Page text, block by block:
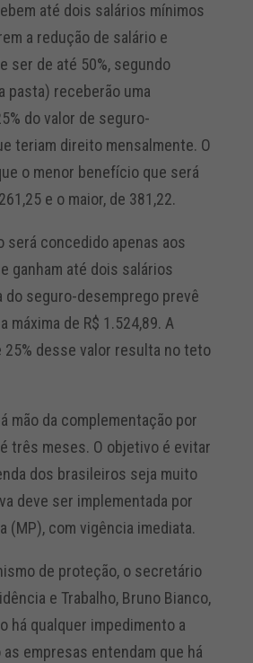
até dois salários mínimos
a redução de salário e
ser de até 50%, segundo
pasta) receberão uma
do valor de seguro-
teriam direito mensalmente. O
o menor benefício que será
e o maior, de 381,22.
será concedido apenas aos
ganham até dois salários
do seguro-desemprego prevê
máxima de R$ 1.524,89. A
25% desse valor resulta no teto
mão da complementação por
três meses. O objetivo é evitar
dos brasileiros seja muito
deve ser implementada por
(MP), com vigência imediata.
de proteção, o secretário
e Trabalho, Bruno Bianco,
há qualquer impedimento a
empresas entendam que há